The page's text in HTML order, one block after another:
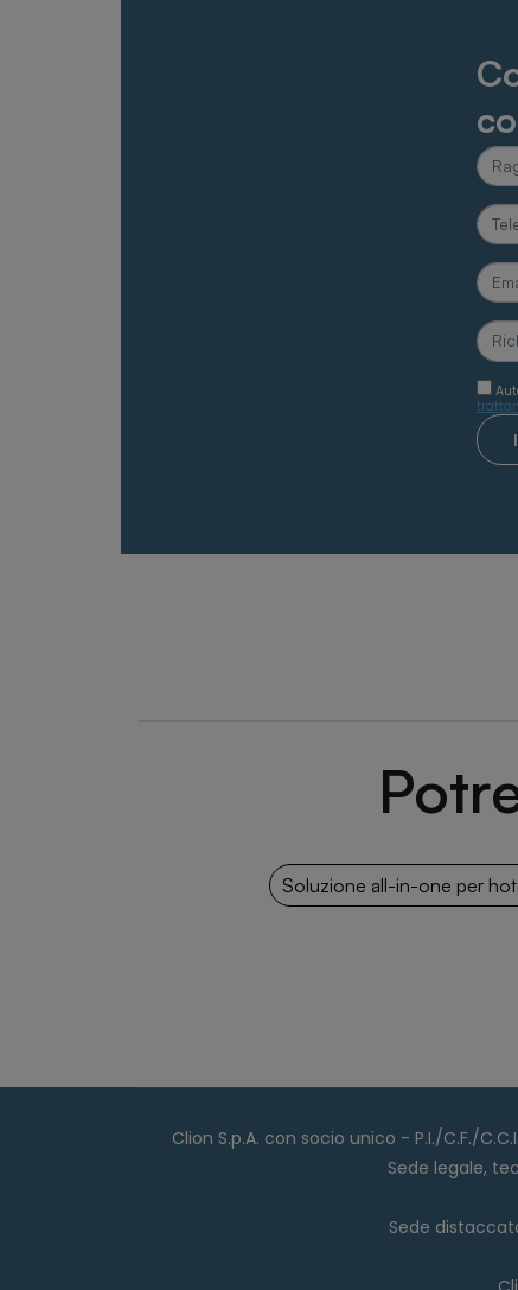
Soluzione all-in-one per
Clion S.p.A. con socio unico - P.I./C.F./
Sede legale,
Sede